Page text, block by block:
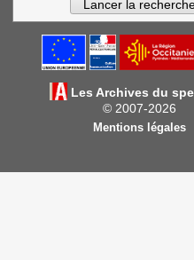
Les Archives du
© 2007-2026
Mentions légales